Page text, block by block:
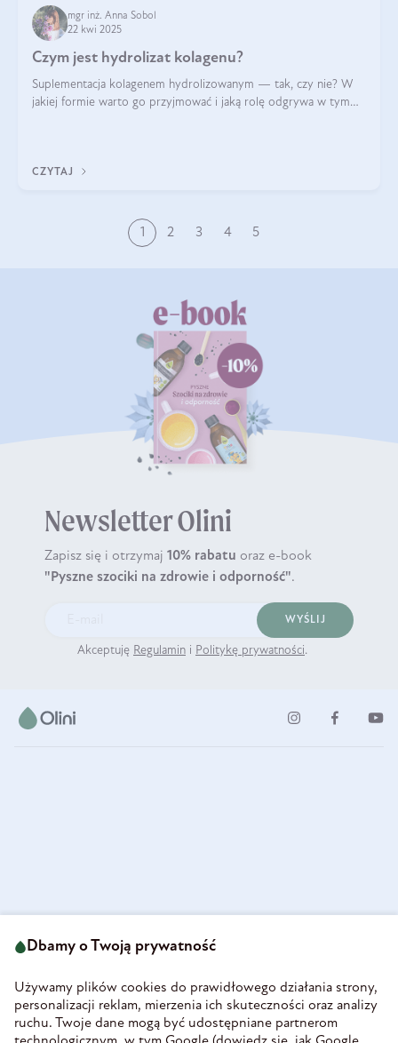
mgr inż. Anna Sobol
22 kwi 2025
Czym jest hydrolizat kolagenu?
Suplementacja kolagenem hydrolizowanym — tak, czy nie? W
jakiej formie warto go przyjmować i jaką rolę odgrywa w tym
CZYTAJ
1 2 3 4 5
Newsletter Olini
Zapisz się i otrzymaj 10% rabatu oraz e-book
"Pyszne szociki na zdrowie i odporność".
WYŚLIJ
Akceptuję Regulamin i Politykę prywatności.
58-160 Świebodzice
REGON 890213034
INFORMACJE
Dbamy o Twoją prywatność
Używamy plików cookies do prawidłowego działania strony,
personalizacji reklam, mierzenia ich skuteczności oraz analizy
ruchu. Twoje dane mogą być udostępniane partnerom